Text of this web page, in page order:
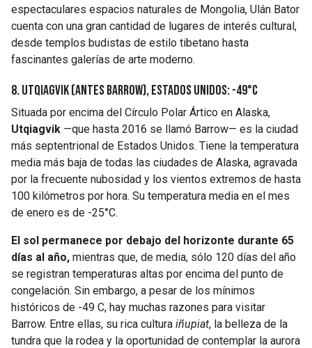
espectaculares espacios naturales de Mongolia, Ulán Bator
cuenta con una gran cantidad de lugares de interés cultural,
desde templos budistas de estilo tibetano hasta
fascinantes galerías de arte moderno.
8. Utqiagvik (antes Barrow), Estados Unidos: -49°C
Situada por encima del Círculo Polar Ártico en Alaska,
Utqiagvik —que hasta 2016 se llamó Barrow— es la ciudad
más septentrional de Estados Unidos. Tiene la temperatura
media más baja de todas las ciudades de Alaska, agravada
por la frecuente nubosidad y los vientos extremos de hasta
100 kilómetros por hora. Su temperatura media en el mes
de enero es de -25°C.
El sol permanece por debajo del horizonte durante 65
días al año, mientras que, de media, sólo 120 días del año
se registran temperaturas altas por encima del punto de
congelación. Sin embargo, a pesar de los mínimos
históricos de -49 C, hay muchas razones para visitar
Barrow. Entre ellas, su rica cultura iñupiat, la belleza de la
tundra que la rodea y la oportunidad de contemplar la aurora